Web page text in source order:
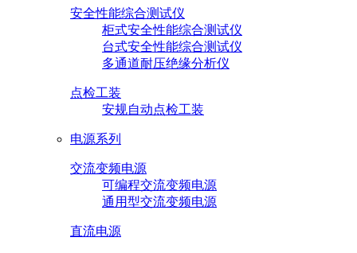
安全性能综合测试仪
柜式安全性能综合测试仪
台式安全性能综合测试仪
多通道耐压绝缘分析仪
点检工装
安规自动点检工装
电源系列
交流变频电源
可编程交流变频电源
通用型交流变频电源
直流电源